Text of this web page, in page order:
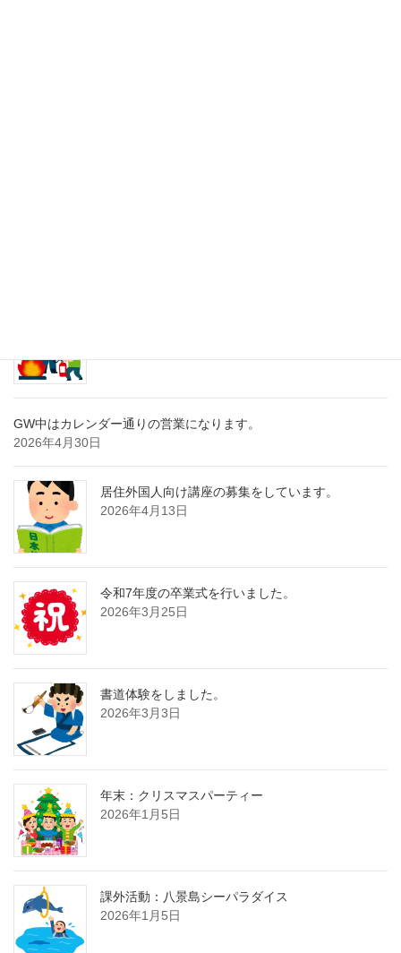
GW中はカレンダー通りの営業になります。
2026年4月30日
居住外国人向け講座の募集をしています。
2026年4月13日
令和7年度の卒業式を行いました。
2026年3月25日
書道体験をしました。
2026年3月3日
年末：クリスマスパーティー
2026年1月5日
課外活動：八景島シーパラダイス
2026年1月5日